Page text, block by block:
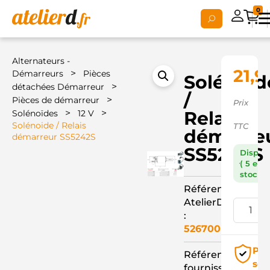
0
Alternateurs -
Démarreurs
>
Pièces
détachées Démarreur
>
Pièces de démarreur >
Solénoïdes > 12 V >
Solénoide / Relais
démarreur SS5242S
/
Relais
SS5242S
Référence
AtelierD
:
526700
Référence
Prix
TTC
( 5 en
stock )